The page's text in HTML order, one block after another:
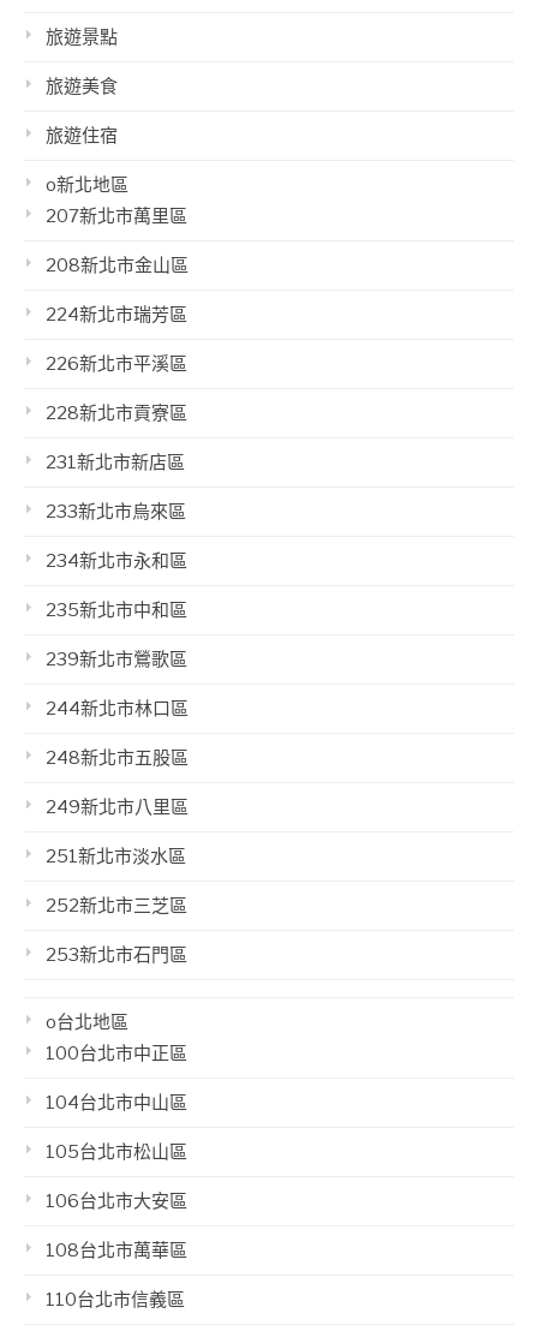
旅遊景點
旅遊美食
旅遊住宿
o新北地區
207新北市萬里區
208新北市金山區
224新北市瑞芳區
226新北市平溪區
228新北市貢寮區
231新北市新店區
233新北市烏來區
234新北市永和區
235新北市中和區
239新北市鶯歌區
244新北市林口區
248新北市五股區
249新北市八里區
251新北市淡水區
252新北市三芝區
253新北市石門區
o台北地區
100台北市中正區
104台北市中山區
105台北市松山區
106台北市大安區
108台北市萬華區
110台北市信義區